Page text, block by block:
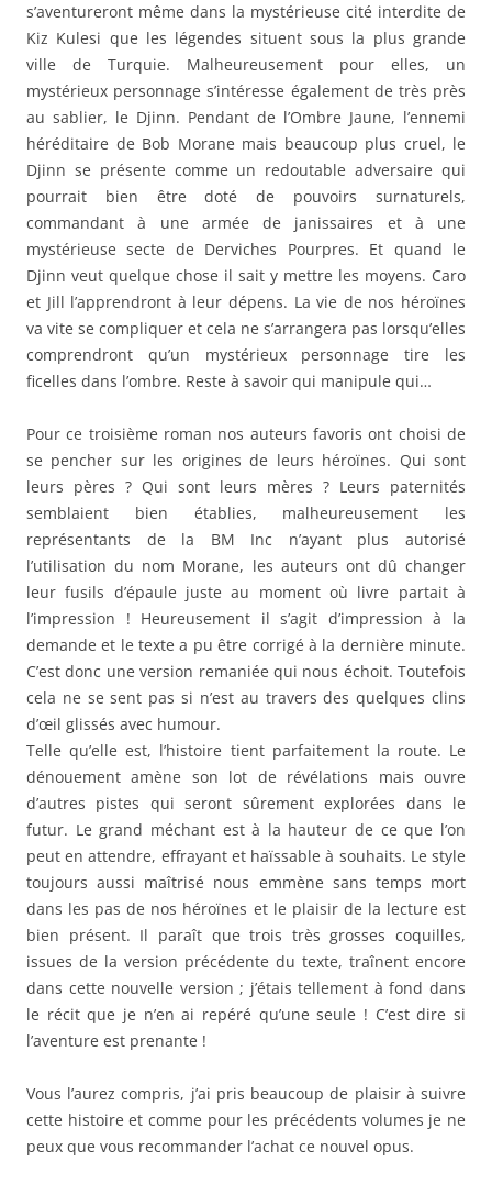
s’aventureront même dans la mystérieuse cité interdite de
Kiz Kulesi que les légendes situent sous la plus grande
ville de Turquie. Malheureusement pour elles, un
mystérieux personnage s’intéresse également de très près
au sablier, le Djinn. Pendant de l’Ombre Jaune, l’ennemi
héréditaire de Bob Morane mais beaucoup plus cruel, le
Djinn se présente comme un redoutable adversaire qui
pourrait bien être doté de pouvoirs surnaturels,
commandant à une armée de janissaires et à une
mystérieuse secte de Derviches Pourpres. Et quand le
Djinn veut quelque chose il sait y mettre les moyens. Caro
et Jill l’apprendront à leur dépens. La vie de nos héroïnes
va vite se compliquer et cela ne s’arrangera pas lorsqu’elles
comprendront qu’un mystérieux personnage tire les
ficelles dans l’ombre. Reste à savoir qui manipule qui…
Pour ce troisième roman nos auteurs favoris ont choisi de
se pencher sur les origines de leurs héroïnes. Qui sont
leurs pères ? Qui sont leurs mères ? Leurs paternités
semblaient bien établies, malheureusement les
représentants de la BM Inc n’ayant plus autorisé
l’utilisation du nom Morane, les auteurs ont dû changer
leur fusils d’épaule juste au moment où livre partait à
l’impression ! Heureusement il s’agit d’impression à la
demande et le texte a pu être corrigé à la dernière minute.
C’est donc une version remaniée qui nous échoit. Toutefois
cela ne se sent pas si n’est au travers des quelques clins
d’œil glissés avec humour.
Telle qu’elle est, l’histoire tient parfaitement la route. Le
dénouement amène son lot de révélations mais ouvre
d’autres pistes qui seront sûrement explorées dans le
futur. Le grand méchant est à la hauteur de ce que l’on
peut en attendre, effrayant et haïssable à souhaits. Le style
toujours aussi maîtrisé nous emmène sans temps mort
dans les pas de nos héroïnes et le plaisir de la lecture est
bien présent. Il paraît que trois très grosses coquilles,
issues de la version précédente du texte, traînent encore
dans cette nouvelle version ; j’étais tellement à fond dans
le récit que je n’en ai repéré qu’une seule ! C’est dire si
l’aventure est prenante !
Vous l’aurez compris, j’ai pris beaucoup de plaisir à suivre
cette histoire et comme pour les précédents volumes je ne
peux que vous recommander l’achat ce nouvel opus.